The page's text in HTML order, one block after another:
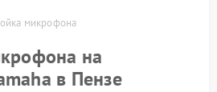
микрофона
на
в Пензе